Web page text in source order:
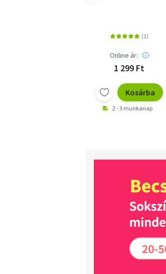
Online ár:
1 299 Ft
Kosárba
2 - 3 munkanap